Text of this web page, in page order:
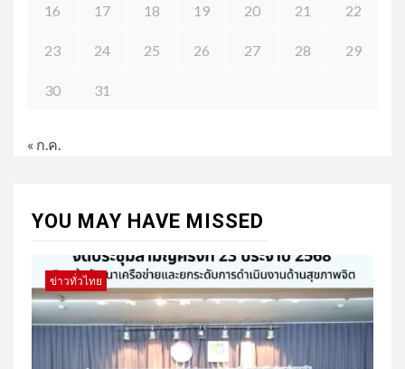
16 17 18 19 20 21 22
23 24 25 26 27 28 29
30 31
« ก.ค.
YOU MAY HAVE MISSED
ข่าวทั่วไทย